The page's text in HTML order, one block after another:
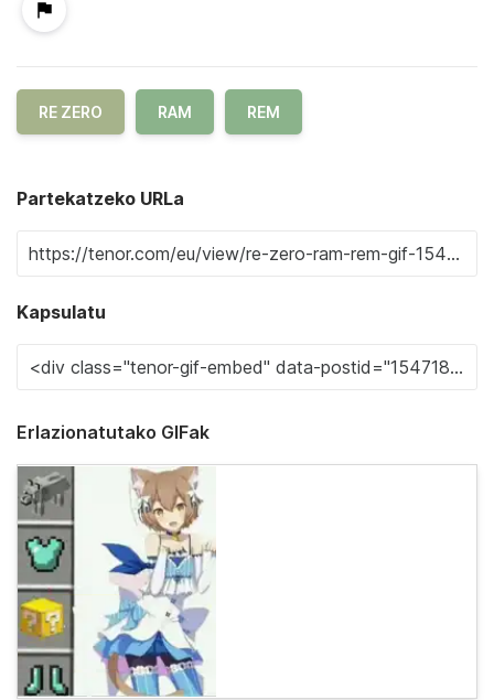
RE ZERO RAM REM
Partekatzeko URLa
Kapsulatu
Erlazionatutako GIFak